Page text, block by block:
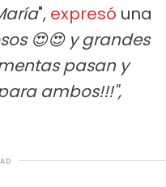
", expresó una
😍😍 y grandes
pasan y
ambos!!!",